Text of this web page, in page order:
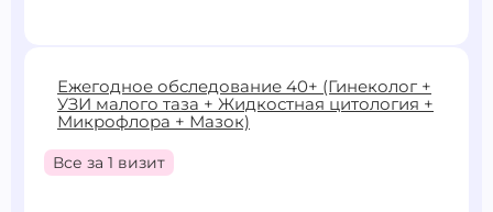
8900 ₽ 10370 ₽
Записаться
Ежегодное обследование 40+ (Гинеколог +
УЗИ малого таза + Жидкостная цитология +
Микрофлора + Мазок)
Все за 1 визит